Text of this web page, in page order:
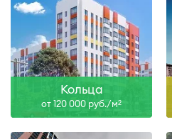
Кольца
от 120 000 руб./м2